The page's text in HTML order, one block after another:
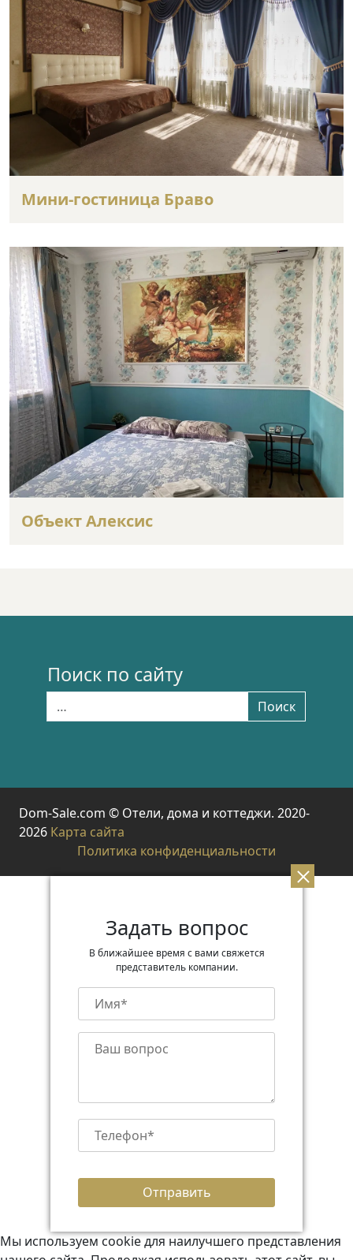
Мини-гостиница Браво
Объект Алексис
Поиск по сайту
Поиск
Dom-Sale.com © Отели, дома и коттеджи. 2020-
2026 Карта сайта
Политика конфиденциальности
Задать вопрос
В ближайшее время с вами свяжется
представитель компании.
Мы используем cookie для наилучшего представления